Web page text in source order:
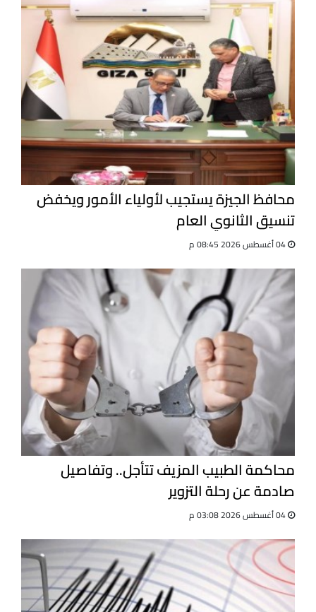
محافظ الجيزة يستجيب لأولياء الأمور ويخفض
تنسيق الثانوي العام
محاكمة الطبيب المزيف تتأجل.. وتفاصيل
صادمة عن رحلة التزوير